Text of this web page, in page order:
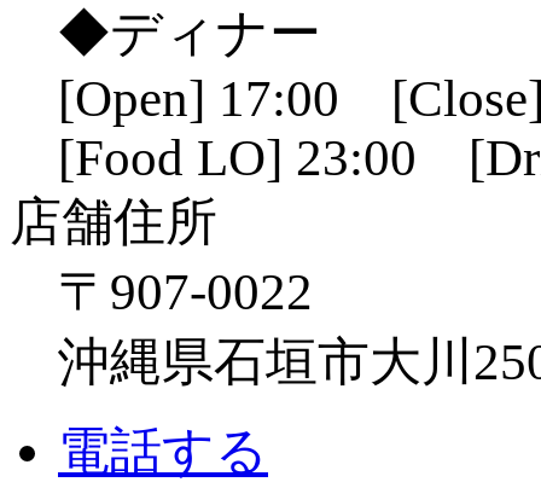
◆ディナー
[Open] 17:00
[Food LO] 23:00
店舗住所
〒907-0022
沖縄県石垣市大川
電話する